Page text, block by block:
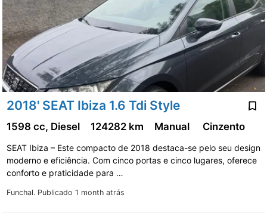
2018' SEAT Ibiza 1.6 Tdi Style
Funchal. Publicado 1 month atrás
1598 cc, Diesel 124282 km Manual Cinzento
SEAT Ibiza – Este compacto de 2018 destaca-se pelo seu design
moderno e eficiência. Com cinco portas e cinco lugares, oferece
conforto e praticidade para …